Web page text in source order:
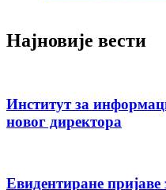
Најновије вести
Институт за
новог директора
Евидентиране пријаве